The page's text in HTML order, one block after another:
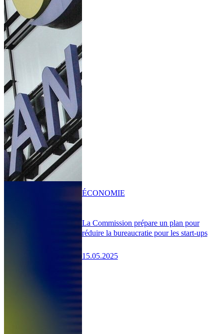
La Commission prépare un plan pour
réduire la bureaucratie pour les start-ups
15.05.2025
ÉCONOMIE